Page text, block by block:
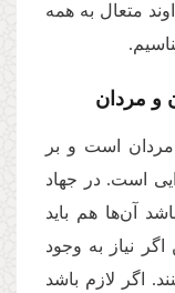
متعال به همه
و مردان
است و بر
است. در جهاد
آن‌ها هم باید
نیاز به وجود
اگر لازم باشد